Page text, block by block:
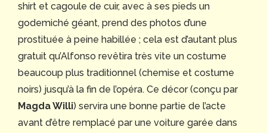
shirt et cagoule de cuir, avec à ses pieds un
godemiché géant, prend des photos d’une
prostituée à peine habillée ; cela est d’autant plus
gratuit qu’Alfonso revêtira très vite un costume
beaucoup plus traditionnel (chemise et costume
noirs) jusqu’à la fin de l’opéra. Ce décor (conçu par
Magda Willi) servira une bonne partie de l’acte
avant d’être remplacé par une voiture garée dans